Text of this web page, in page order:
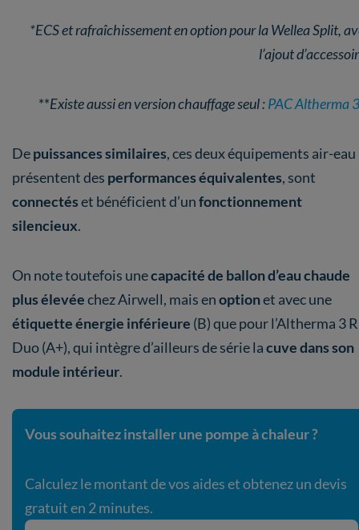
*ECS et rafraîchissement en option pour la Wellea Split,
l’ajout
**Existe aussi en version chauffage seul :PAC Altherma
Depuissances similaires, ces deux équipements air-eau
présentent des performances équivalentes, sont
connectéset bénéficient d’unfonctionnement
silencieux.
On note toutefois unecapacité de ballon d’eau chaude
plus élevéechez Airwell, mais enoptionet avec une
étiquette énergie inférieure (B)que pour l’Altherma 3 R
Duo (A+), qui intègre d’ailleurs de série lacuve dans son
module intérieur.
Vous souhaitez installer une pompe à chaleur ?
Calculez le montant de vos aides et obtenez un devis
gratuit en 2 minutes.